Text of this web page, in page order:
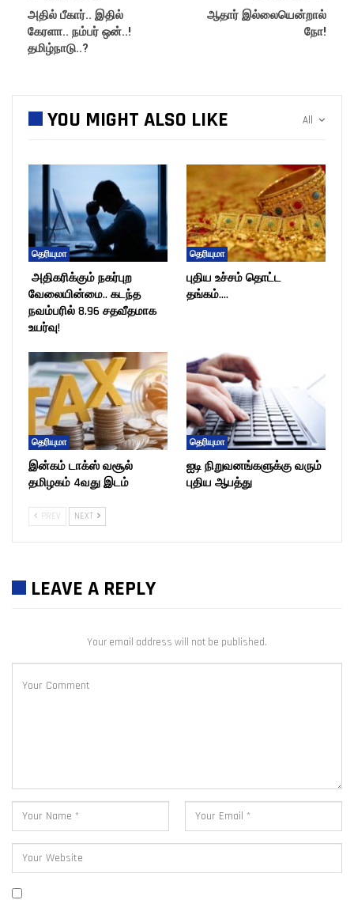
அதில் பீகார்.. இதில்
கேரளா.. நம்பர் ஒன்..!
தமிழ்நாடு..?
ஆதார் இல்லையென்றால்
நோ!
All
YOU MIGHT ALSO LIKE
தெரியுமா
அதிகரிக்கும் நகர்புற
வேலையின்மை.. கடந்த
நவம்பரில் 8.96 சதவீதமாக
உயர்வு!
தெரியுமா
புதிய உச்சம் தொட்ட
தங்கம்….
தெரியுமா
இன்கம் டாக்ஸ் வசூல்
தமிழகம் 4வது இடம்
தெரியுமா
ஐடி நிறுவனங்களுக்கு வரும்
புதிய ஆபத்து
PREV NEXT
LEAVE A REPLY
Your email address will not be published.